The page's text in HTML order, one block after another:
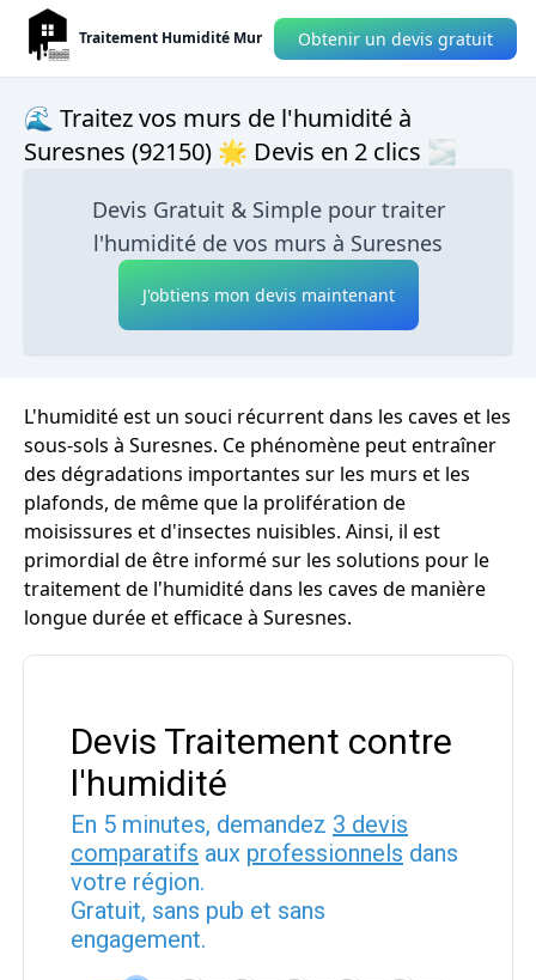
Traitement Humidité Mur Obtenir un devis gratuit
🌊 Traitez vos murs de l'humidité à
Suresnes (92150) 🌟 Devis en 2 clics 🌫
Devis Gratuit & Simple pour traiter
l'humidité de vos murs à Suresnes
J'obtiens mon devis maintenant
L'humidité est un souci récurrent dans les caves et les
sous-sols à Suresnes. Ce phénomène peut entraîner
des dégradations importantes sur les murs et les
plafonds, de même que la prolifération de
moisissures et d'insectes nuisibles. Ainsi, il est
primordial de être informé sur les solutions pour le
traitement de l'humidité dans les caves de manière
longue durée et efficace à Suresnes.
Devis Traitement contre
l'humidité
En 5 minutes, demandez 3 devis
comparatifs aux professionnels dans
votre région.
Gratuit, sans pub et sans
engagement.